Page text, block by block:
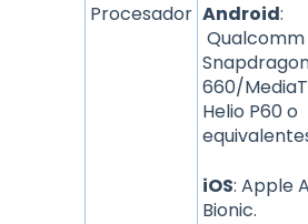
Procesador Android:
Qualcomm
660/
Helio P60 o
iOS: Apple
Bionic.